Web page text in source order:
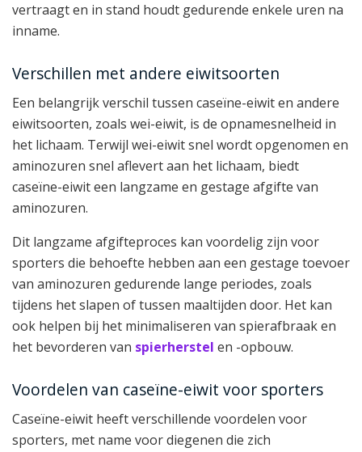
vertraagt en in stand houdt gedurende enkele uren na
inname.
Verschillen met andere eiwitsoorten
Een belangrijk verschil tussen caseïne-eiwit en andere
eiwitsoorten, zoals wei-eiwit, is de opnamesnelheid in
het lichaam. Terwijl wei-eiwit snel wordt opgenomen en
aminozuren snel aflevert aan het lichaam, biedt
caseïne-eiwit een langzame en gestage afgifte van
aminozuren.
Dit langzame afgifteproces kan voordelig zijn voor
sporters die behoefte hebben aan een gestage toevoer
van aminozuren gedurende lange periodes, zoals
tijdens het slapen of tussen maaltijden door. Het kan
ook helpen bij het minimaliseren van spierafbraak en
het bevorderen van spierherstel en -opbouw.
Voordelen van caseïne-eiwit voor sporters
Caseïne-eiwit heeft verschillende voordelen voor
sporters, met name voor diegenen die zich